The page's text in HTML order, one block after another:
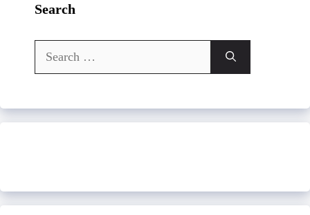
Search
Search
for: